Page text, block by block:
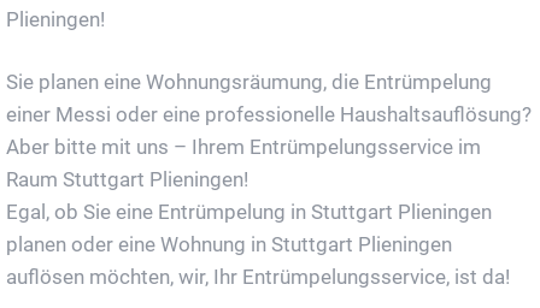
Plieningen!
Sie planen eine Wohnungsräumung, die Entrümpelung
einer Messi oder eine professionelle Haushaltsauflösung?
Aber bitte mit uns – Ihrem Entrümpelungsservice im
Raum Stuttgart Plieningen!
Egal, ob Sie eine Entrümpelung in Stuttgart Plieningen
planen oder eine Wohnung in Stuttgart Plieningen
auflösen möchten, wir, Ihr Entrümpelungsservice, ist da!